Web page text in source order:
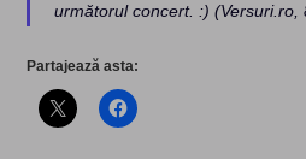
următorul concert. :) (Versuri.ro,
Partajează asta: